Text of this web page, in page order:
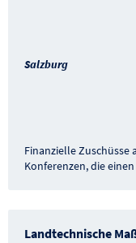
Salzburg
Finanzielle Zuschüsse
Konferenzen, die
Landtechnische